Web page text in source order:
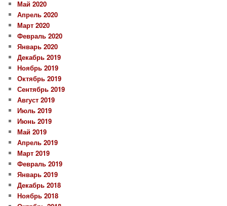
Май 2020
Апрель 2020
Март 2020
Февраль 2020
Январь 2020
Декабрь 2019
Ноябрь 2019
Октябрь 2019
Сентябрь 2019
Август 2019
Июль 2019
Июнь 2019
Май 2019
Апрель 2019
Март 2019
Февраль 2019
Январь 2019
Декабрь 2018
Ноябрь 2018